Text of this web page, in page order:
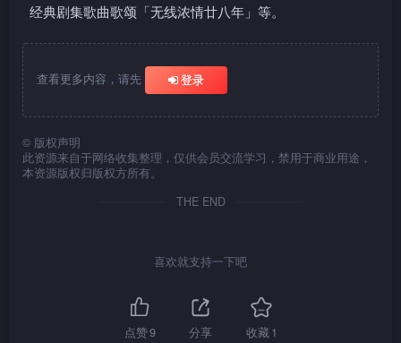
经典剧集歌曲歌颂「无线浓情廿八年」等。
查看更多内容，请先 登录
© 版权声明
此资源来自于网络收集整理，仅供会员交流学习，禁用于商业用途，
本资源版权归版权方所有。
THE END
喜欢就支持一下吧
点赞9 分享 收藏1